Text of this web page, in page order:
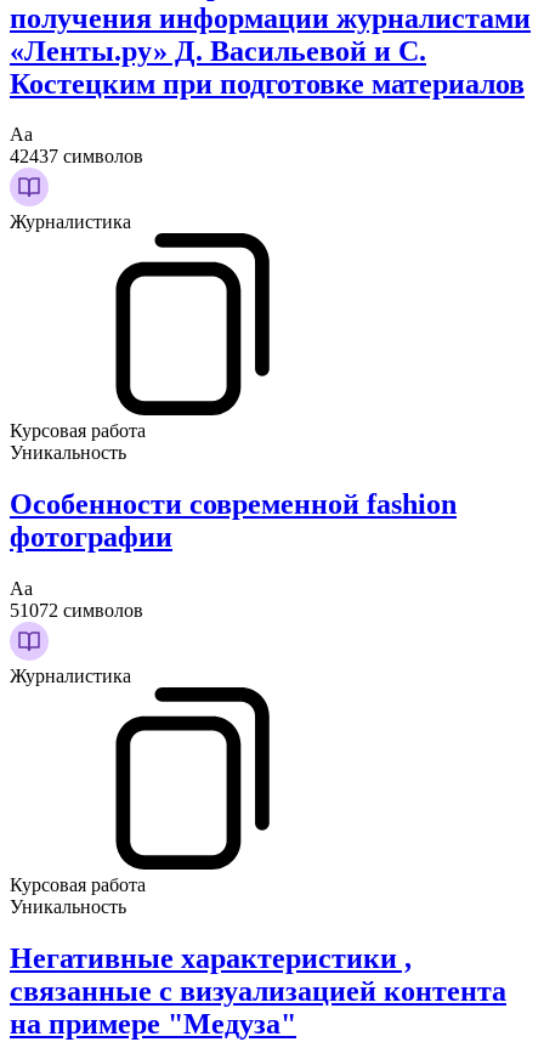
получения информации журналистами
«Ленты.ру» Д. Васильевой и С.
Костецким при подготовке материалов
Аа
42437 символов
Журналистика
Курсовая работа
Уникальность
Особенности современной fashion
фотографии
Аа
51072 символов
Журналистика
Курсовая работа
Уникальность
Негативные характеристики ,
связанные с визуализацией контента
на примере "Медуза"